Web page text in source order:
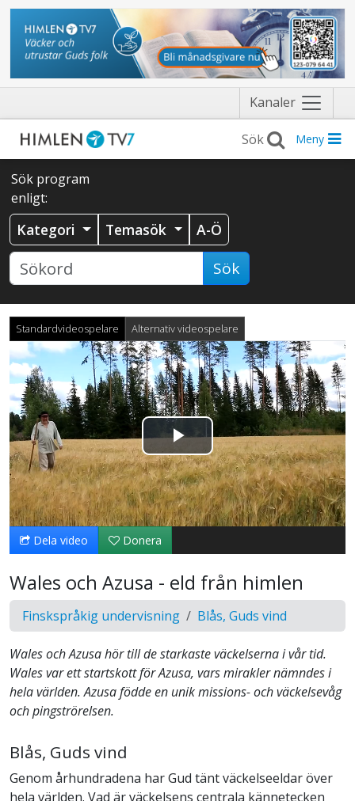
Kanaler Näytä
valikko
Meny
Sök program
enligt:
Kategori Temasök A-Ö
Sök
Standardvideospelare Alternativ videospelare
Spela
upp
video
Dela video Donera
Wales och Azusa - eld från himlen
Finskspråkig undervisning Blås, Guds vind
Wales och Azusa hör till de starkaste väckelserna i vår tid.
Wales var ett startskott för Azusa, vars mirakler nämndes i
hela världen. Azusa födde en unik missions- och väckelsevåg
och pingströrelsen.
Blås, Guds vind
Genom århundradena har Gud tänt väckelseeldar över
hela världen. Vad är väckelsens centrala kännetecken